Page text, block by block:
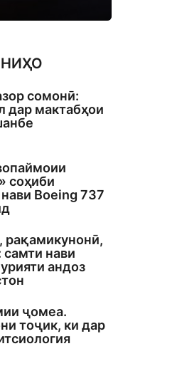
сомонӣ:
дар мактабҳои
соҳиби
Boeing 737
нави
андоз
ҷомеа.
тоҷик, ки дар